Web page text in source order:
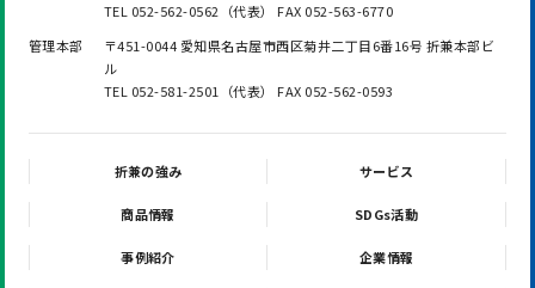
TEL 052-562-0562（代表） FAX 052-563-6770
管理本部
〒451-0044 愛知県名古屋市西区菊井二丁目6番16号 折兼本部ビ
ル
TEL 052-581-2501（代表） FAX 052-562-0593
折兼の強み サービス
商品情報 SDGs活動
事例紹介 企業情報